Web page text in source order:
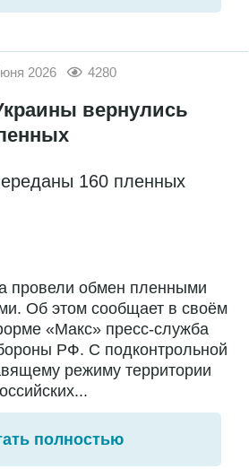
2026 4280
вернулись
160 пленных
провели обмен пленными
Об этом сообщает в своём
«Макс» пресс-служба
РФ. С подконтрольной
режиму территории
полностью